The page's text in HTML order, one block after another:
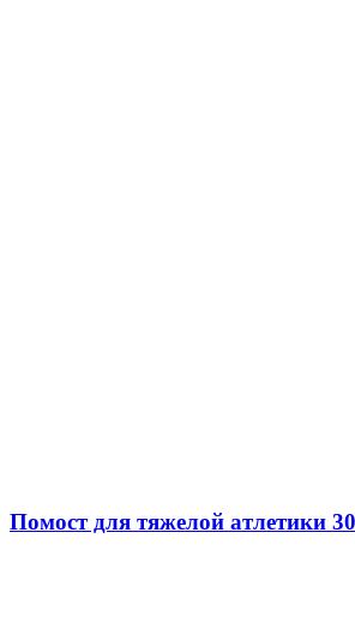
Помост для тяжелой атлетики